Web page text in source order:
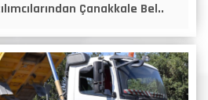
Çanakkale Bel..